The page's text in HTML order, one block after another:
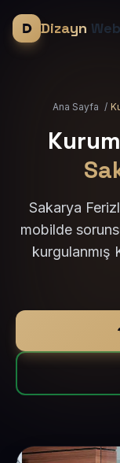
Dizayn
Ana Sayfa /
Sakarya
mobilde
kurgulanmış